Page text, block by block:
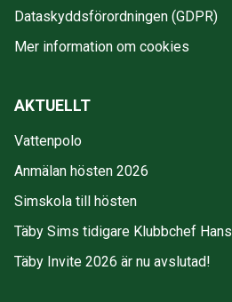
Dataskyddsförordningen (GDPR)
Mer information om cookies
AKTUELLT
Vattenpolo
Anmälan hösten 2026
Simskola till hösten
Täby Sims tidigare Klubbchef
Täby Invite 2026 är nu avslutad!